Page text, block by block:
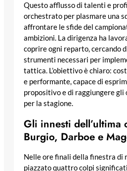
Questo afflusso di talenti e
orchestrato per plasmare una
affrontare le sfide del
ambizioni. La dirigenza ha
coprire ogni reparto, cercando
strumenti necessari per
tattica. L’obiettivo è chiaro:
e performante, capace di
propositivo e di raggiungere
per la stagione.
Gli innesti dell’ultima
Burgio, Darboe e
Nelle ore finali della finestra di
piazzato quattro colpi